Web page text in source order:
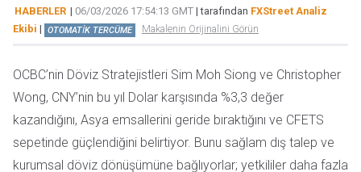
HABERLER | 06/03/2026 17:54:13 GMT | tarafından FXStreet Analiz
Ekibi | OTOMATİK TERCÜME Makalenin Orijinalini Görün
OCBC’nin Döviz Stratejistleri Sim Moh Siong ve Christopher
Wong, CNY’nin bu yıl Dolar karşısında %3,3 değer
kazandığını, Asya emsallerini geride bıraktığını ve CFETS
sepetinde güçlendiğini belirtiyor. Bunu sağlam dış talep ve
kurumsal döviz dönüşümüne bağlıyorlar; yetkililer daha fazla